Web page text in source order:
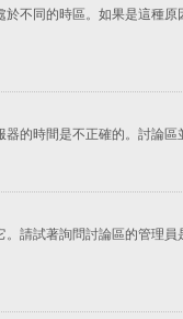
不同的時區。如果是這種
的時間是不正確的。討論
請試著詢問討論區的管理